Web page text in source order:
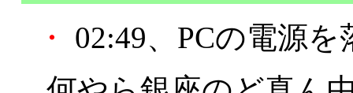
・
02:49、PCの電源